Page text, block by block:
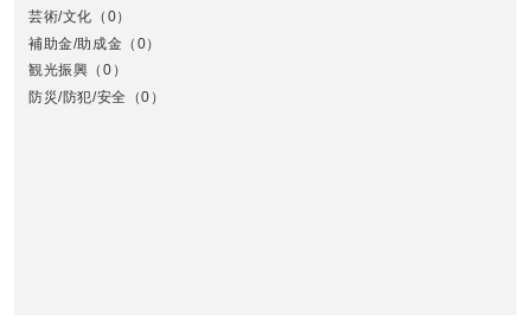
芸術/文化 （0）
補助金/助成金 （0）
観光振興 （0）
防災/防犯/安全
（0）